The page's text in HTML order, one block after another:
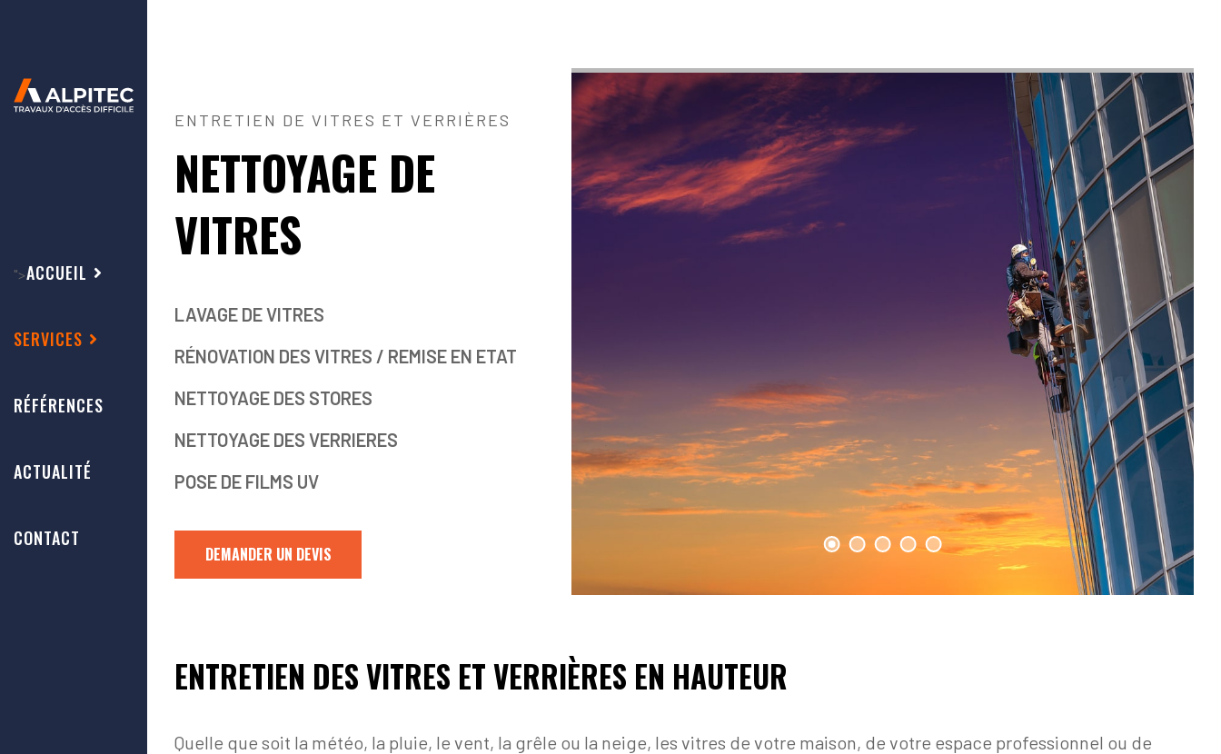
">ACCUEIL
SERVICES
RÉFÉRENCES
ACTUALITÉ
CONTACT
ENTRETIEN DE VITRES ET VERRIÈRES
NETTOYAGE DE
VITRES
LAVAGE DE VITRES
RÉNOVATION DES VITRES / REMISE EN ETAT
NETTOYAGE DES STORES
NETTOYAGE DES VERRIERES
POSE DE FILMS UV
DEMANDER UN DEVIS
ENTRETIEN DES VITRES ET VERRIÈRES EN HAUTEUR
Quelle que soit la météo, la pluie, le vent, la grêle ou la neige, les vitres de votre maison, de votre espace professionnel ou de